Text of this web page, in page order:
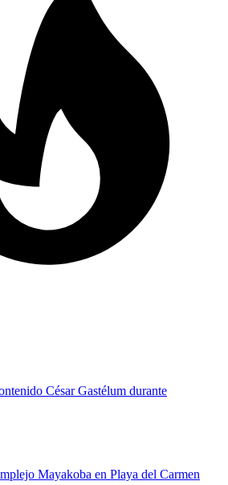
César Gastélum durante
Mayakoba en Playa del Carmen